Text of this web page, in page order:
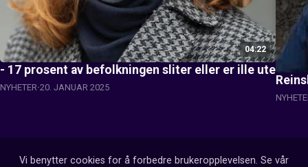
04:22
- 17 prosent av befolkningen sliter eller er ille ute
NYHETER 20. JANUAR 2025
Vi benytter cookies for å forbedre brukeropplevelsen. Se vår